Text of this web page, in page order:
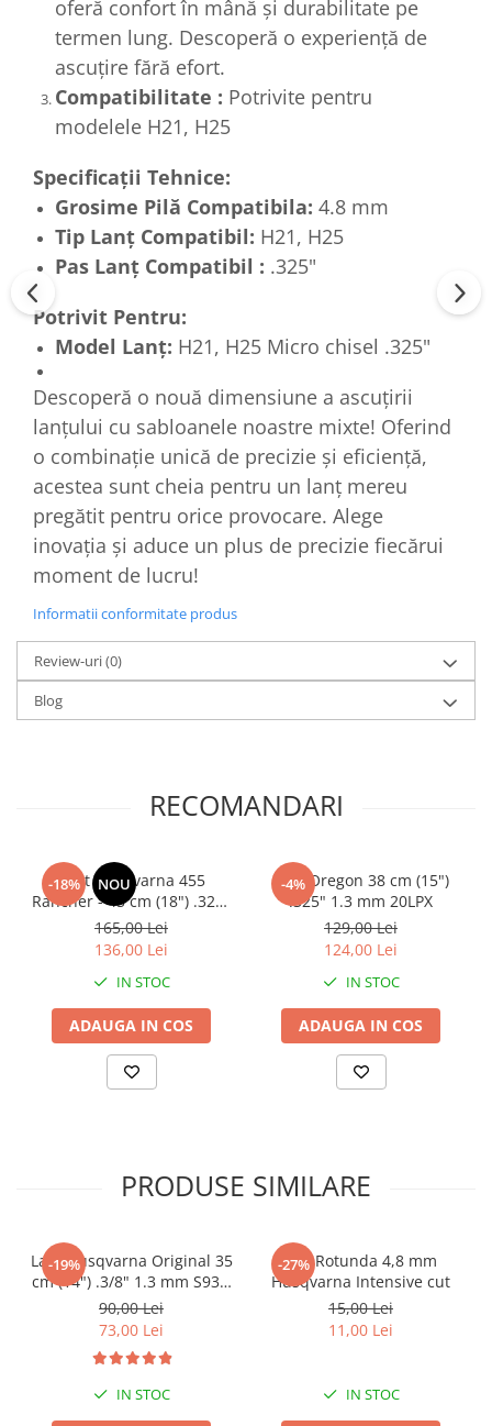
oferă confort în mână și durabilitate pe
termen lung. Descoperă o experiență de
ascuțire fără efort.
Compatibilitate : Potrivite pentru
modelele H21, H25
Specificații Tehnice:
Grosime Pilă Compatibila: 4.8 mm
Tip Lanț Compatibil: H21, H25
Pas Lanț Compatibil : .325"
Potrivit Pentru:
Model Lanț: H21, H25 Micro chisel .325"
Descoperă o nouă dimensiune a ascuțirii
lanțului cu sabloanele noastre mixte! Oferind
o combinație unică de precizie și eficiență,
acestea sunt cheia pentru un lanț mereu
pregătit pentru orice provocare. Alege
inovația și aduce un plus de precizie fiecărui
moment de lucru!
Informatii conformitate produs
Review-uri(0)
Blog
RECOMANDARI
-18% NOU
Lant Husqvarna 455
Rancher - 45 cm (18") .325"
1.5 mm, H25 - 72 DL
165,00 Lei
136,00 Lei
IN STOC
ADAUGA IN COS
-4%
Lant Oregon 38 cm (15")
.325" 1.3 mm 20LPX
129,00 Lei
124,00 Lei
IN STOC
ADAUGA IN COS
PRODUSE SIMILARE
-19%
Lant Husqvarna Original 35
cm (14") .3/8" 1.3 mm S93G
- 52 DL pentru Husqvarna
Original 236 , 120 Mark II
90,00 Lei
73,00 Lei
IN STOC
-27%
Pila Rotunda 4,8 mm
Husqvarna Intensive cut
15,00 Lei
11,00 Lei
IN STOC